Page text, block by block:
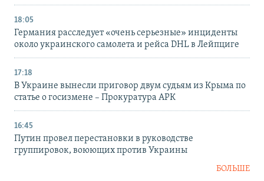
18:05
Германия расследует «очень серьезные» инциденты
около украинского самолета и рейса DHL в Лейпциге
17:18
В Украине вынесли приговор двум судьям из Крыма по
статье о госизмене – Прокуратура АРК
16:45
Путин провел перестановки в руководстве
группировок, воюющих против Украины
БОЛЬШЕ